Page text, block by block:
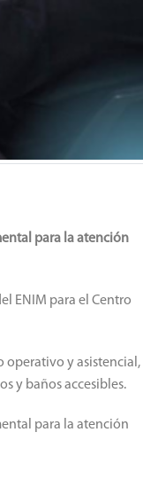
para la atención
ENIM para el Centro
operativo y asistencial,
y baños accesibles.
para la atención